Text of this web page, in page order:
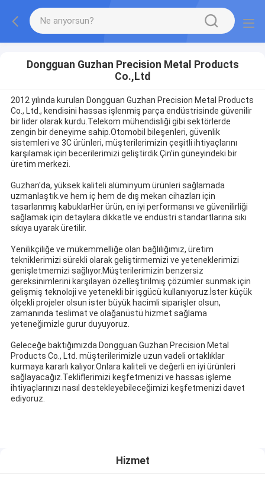
Dongguan Guzhan Precision Metal Products
Co.,Ltd
2012 yılında kurulan Dongguan Guzhan Precision Metal Products
Co., Ltd., kendisini hassas işlenmiş parça endüstrisinde güvenilir
bir lider olarak kurdu.Telekom mühendisliği gibi sektörlerde
zengin bir deneyime sahip.Otomobil bileşenleri, güvenlik
sistemleri ve 3C ürünleri, müşterilerimizin çeşitli ihtiyaçlarını
karşılamak için becerilerimizi geliştirdik.Çin'in güneyindeki bir
üretim merkezi.
Guzhan'da, yüksek kaliteli alüminyum ürünleri sağlamada
uzmanlaştık.ve hem iç hem de dış mekan cihazları için
tasarlanmış kabuklarHer ürün, en iyi performansı ve güvenilirliği
sağlamak için detaylara dikkatle ve endüstri standartlarına sıkı
sıkıya uyarak üretilir.
Yenilikçiliğe ve mükemmelliğe olan bağlılığımız, üretim
tekniklerimizi sürekli olarak geliştirmemizi ve yeteneklerimizi
genişletmemizi sağlıyor.Müşterilerimizin benzersiz
gereksinimlerini karşılayan özelleştirilmiş çözümler sunmak için
gelişmiş teknoloji ve yetenekli bir işgücü kullanıyoruz.İster küçük
ölçekli projeler olsun ister büyük hacimli siparişler olsun,
zamanında teslimat ve olağanüstü hizmet sağlama
yeteneğimizle gurur duyuyoruz.
Geleceğe baktığımızda Dongguan Guzhan Precision Metal
Products Co., Ltd. müşterilerimizle uzun vadeli ortaklıklar
kurmaya kararlı kalıyor.Onlara kaliteli ve değerli en iyi ürünleri
sağlayacağız.Tekliflerimizi keşfetmenizi ve hassas işleme
ihtiyaçlarınızı nasıl destekleyebileceğimizi keşfetmenizi davet
ediyoruz.
Hizmet